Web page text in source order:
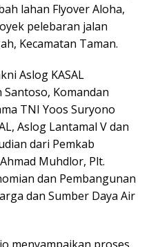
lahan Flyover Aloha,
pelebaran jalan
Kecamatan Taman.
Aslog KASAL
Komandan
TNI Yoos Suryono
Aslog Lantamal V dan
dari Pemkab
Muhdlor, Plt.
dan Pembangunan
dan Sumber Daya Air
menyampaikan proses